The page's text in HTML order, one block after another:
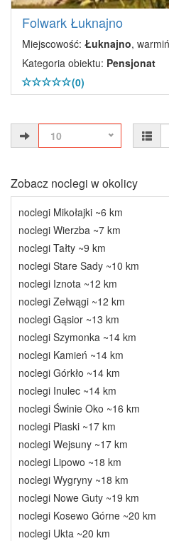
Folwark Łuknajno
Miejscowość: Łuknajno,
Kategoria obiektu: Pensjonat
(0)
10
Zobacz noclegi w okolicy
noclegi Mikołajki ~6 km
noclegi Wierzba ~7 km
noclegi Tałty ~9 km
noclegi Stare Sady ~10 km
noclegi Iznota ~12 km
noclegi Zełwągi ~12 km
noclegi Gąsior ~13 km
noclegi Szymonka ~14 km
noclegi Kamień ~14 km
noclegi Górkło ~14 km
noclegi Inulec ~14 km
noclegi Świnie Oko ~16 km
noclegi Piaski ~17 km
noclegi Wejsuny ~17 km
noclegi Lipowo ~18 km
noclegi Wygryny ~18 km
noclegi Nowe Guty ~19 km
noclegi Kosewo Górne ~20 km
noclegi Ukta ~20 km